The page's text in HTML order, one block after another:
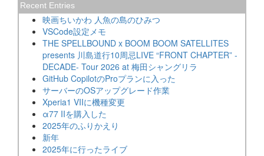
Recent Entries
映画ちいかわ 人魚の島のひみつ
VSCode設定メモ
THE SPELLBOUND x BOOM BOOM SATELLITES
presents 川島道行10周忌LIVE “FRONT CHAPTER” -
DECADE- Tour 2026 at 梅田シャングリラ
GitHub CopilotのProプランに入った
サーバーのOSアップグレード作業
Xperia1 VIIに機種変更
α77 IIを購入した
2025年のふりかえり
新年
2025年に行ったライブ